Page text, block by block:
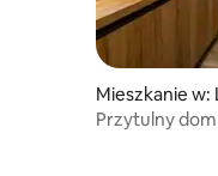
Mieszkanie w:
Przytulny